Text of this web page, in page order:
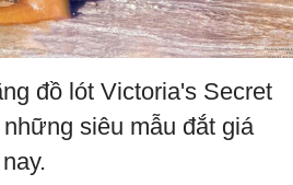
đồ lót Victoria's Secret
siêu mẫu đắt giá